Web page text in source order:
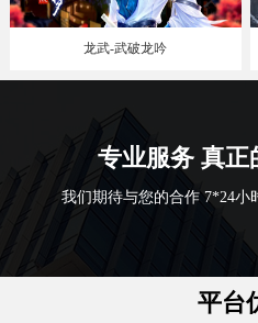
龙武-武破龙吟
专业服务 真正
我们期待与您的合作 7*24小
平台